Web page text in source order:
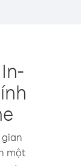
một